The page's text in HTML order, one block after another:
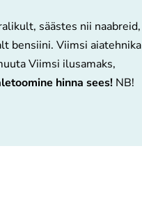
säästes nii naabreid,
bensiini. Viimsi aiatehnika
Viimsi ilusamaks,
hinna sees! NB!